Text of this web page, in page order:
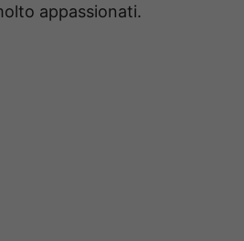
appassionati.